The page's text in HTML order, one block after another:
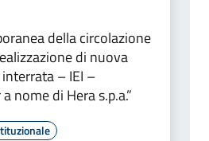
della circolazione
di nuova
– IEI –
nome di Hera s.p.a.”